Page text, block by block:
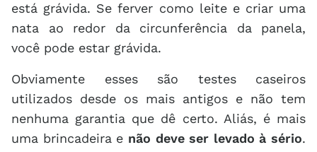
está grávida. Se ferver como leite e criar uma
nata ao redor da circunferência da panela,
você pode estar grávida.
Obviamente esses são testes caseiros
utilizados desde os mais antigos e não tem
nenhuma garantia que dê certo. Aliás, é mais
uma brincadeira e não deve ser levado à sério.